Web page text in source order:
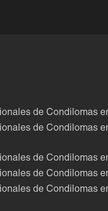
de Condilomas
de Condilomas
de Condilomas
de Condilomas
de Condilomas